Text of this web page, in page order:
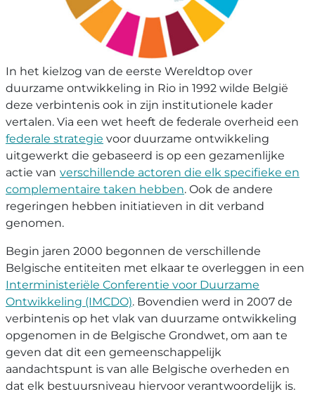
In het kielzog van de eerste Wereldtop over
duurzame ontwikkeling in Rio in 1992 wilde België
deze verbintenis ook in zijn institutionele kader
vertalen. Via een wet heeft de federale overheid een
federale strategie voor duurzame ontwikkeling
uitgewerkt die gebaseerd is op een gezamenlijke
actie van verschillende actoren die elk specifieke en
complementaire taken hebben. Ook de andere
regeringen hebben initiatieven in dit verband
genomen.
Begin jaren 2000 begonnen de verschillende
Belgische entiteiten met elkaar te overleggen in een
Interministeriële Conferentie voor Duurzame
Ontwikkeling (IMCDO). Bovendien werd in 2007 de
verbintenis op het vlak van duurzame ontwikkeling
opgenomen in de Belgische Grondwet, om aan te
geven dat dit een gemeenschappelijk
aandachtspunt is van alle Belgische overheden en
dat elk bestuursniveau hiervoor verantwoordelijk is.